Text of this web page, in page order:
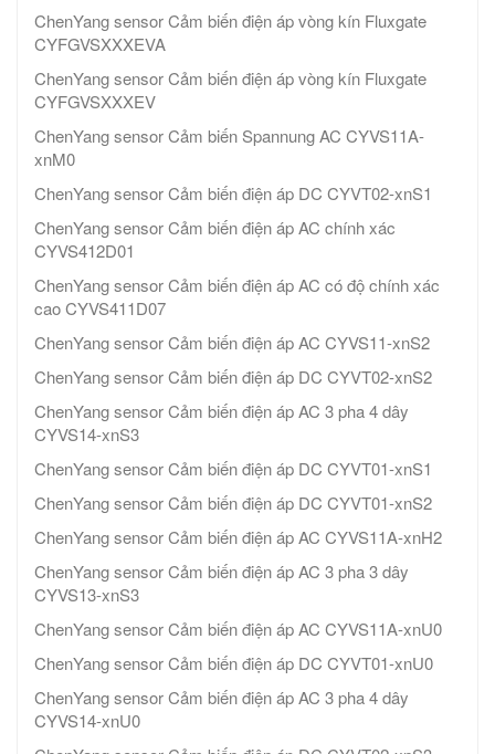
ChenYang sensor Cảm biến điện áp vòng kín Fluxgate
CYFGVSXXXEVA
ChenYang sensor Cảm biến điện áp vòng kín Fluxgate
CYFGVSXXXEV
ChenYang sensor Cảm biến Spannung AC CYVS11A-
xnM0
ChenYang sensor Cảm biến điện áp DC CYVT02-xnS1
ChenYang sensor Cảm biến điện áp AC chính xác
CYVS412D01
ChenYang sensor Cảm biến điện áp AC có độ chính xác
cao CYVS411D07
ChenYang sensor Cảm biến điện áp AC CYVS11-xnS2
ChenYang sensor Cảm biến điện áp DC CYVT02-xnS2
ChenYang sensor Cảm biến điện áp AC 3 pha 4 dây
CYVS14-xnS3
ChenYang sensor Cảm biến điện áp DC CYVT01-xnS1
ChenYang sensor Cảm biến điện áp DC CYVT01-xnS2
ChenYang sensor Cảm biến điện áp AC CYVS11A-xnH2
ChenYang sensor Cảm biến điện áp AC 3 pha 3 dây
CYVS13-xnS3
ChenYang sensor Cảm biến điện áp AC CYVS11A-xnU0
ChenYang sensor Cảm biến điện áp DC CYVT01-xnU0
ChenYang sensor Cảm biến điện áp AC 3 pha 4 dây
CYVS14-xnU0